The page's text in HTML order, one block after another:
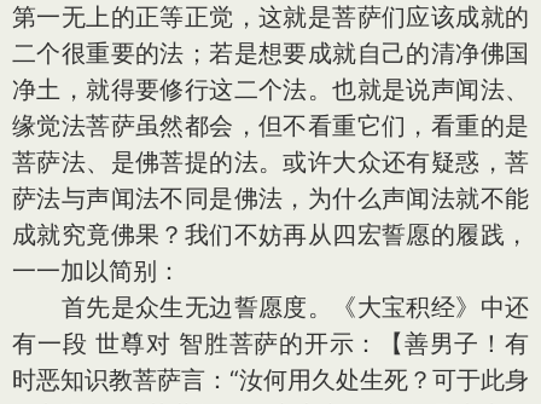
第一无上的正等正觉，这就是菩萨们应该成就的
二个很重要的法；若是想要成就自己的清净佛国
净土，就得要修行这二个法。也就是说声闻法、
缘觉法菩萨虽然都会，但不看重它们，看重的是
菩萨法、是佛菩提的法。或许大众还有疑惑，菩
萨法与声闻法不同是佛法，为什么声闻法就不能
成就究竟佛果？我们不妨再从四宏誓愿的履践，
一一加以简别：
首先是众生无边誓愿度。《大宝积经》中还
有一段 世尊对 智胜菩萨的开示：【善男子！有
时恶知识教菩萨言：“汝何用久处生死？可于此身